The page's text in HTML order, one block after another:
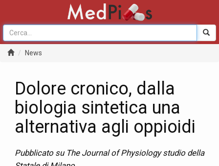
News
Dolore cronico, dalla
biologia sintetica una
alternativa agli oppioidi
Pubblicato su The Journal of Physiology studio della